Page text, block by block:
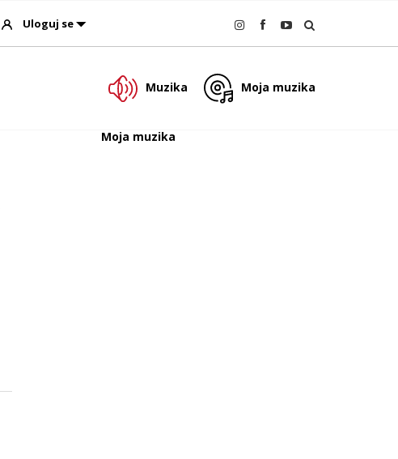
Uloguj se
Muzika Moja muzika
Moja muzika